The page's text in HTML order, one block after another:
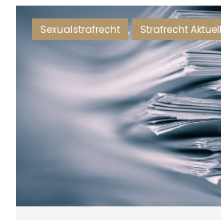
Sexualstrafrecht , Strafrecht Aktuell